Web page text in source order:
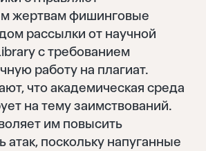
жертвам фишинговые
рассылки от научной
с требованием
работу на плагиат.
что академическая среда
на тему заимствований.
им повысить
атак, поскольку напуганные